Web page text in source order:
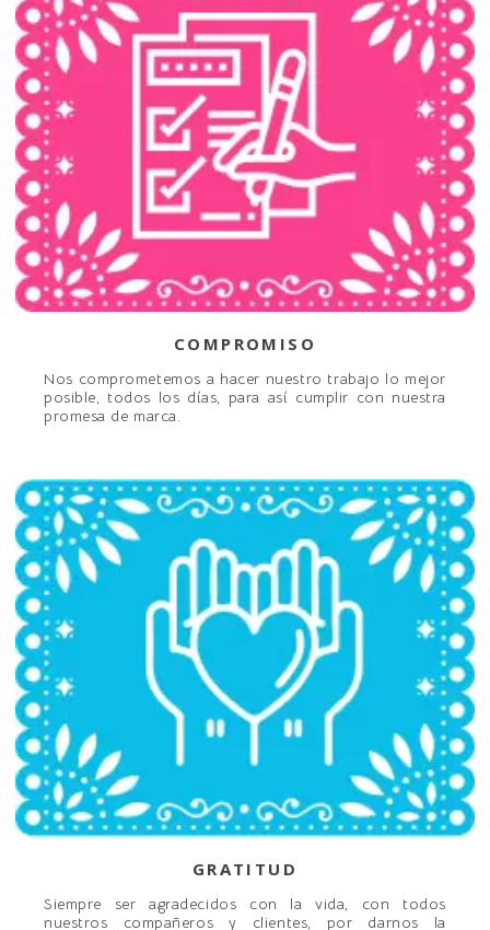
COMPROMISO
Nos comprometemos a hacer nuestro trabajo lo mejor
posible, todos los días, para así cumplir con nuestra
promesa de marca.
GRATITUD
Siempre ser agradecidos con la vida, con todos
nuestros compañeros y clientes, por darnos la